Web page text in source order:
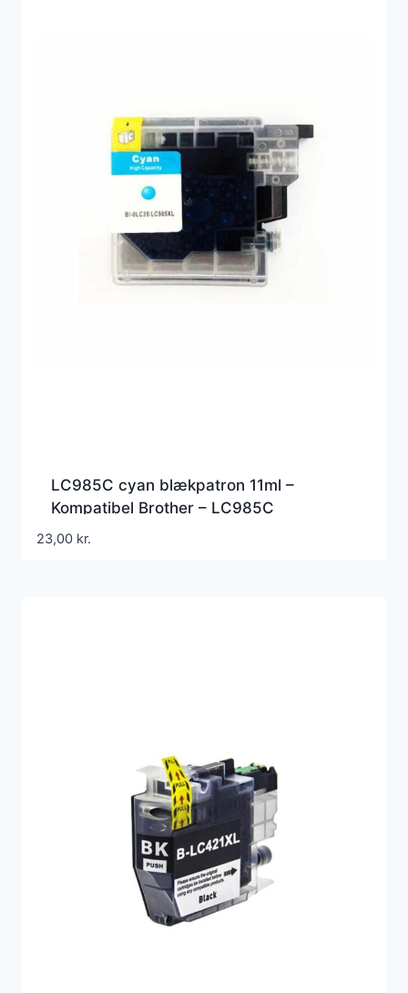
LC985C cyan blækpatron 11ml –
Kompatibel Brother – LC985C
23,00 kr.